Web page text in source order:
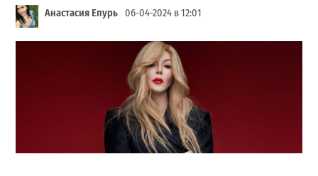
Анастасия Епурь 06-04-2024 в 12:01